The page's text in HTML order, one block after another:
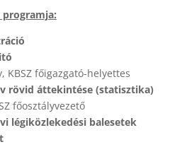
főigazgató-helyettes
rövid áttekintése (statisztika)
főosztályvezető
légiközlekedési balesetek